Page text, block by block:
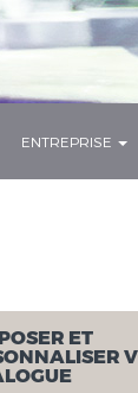
ENTREPRISE
ET